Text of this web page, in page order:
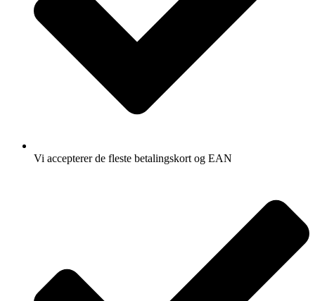
Vi accepterer de fleste betalingskort og EAN